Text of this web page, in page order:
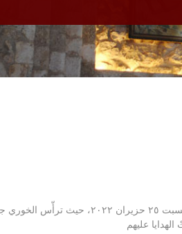
إحتفلتْ رعيّة مار سركيس وباخوس رشدبّين بقدّاس القربانة الأولى
عليهم